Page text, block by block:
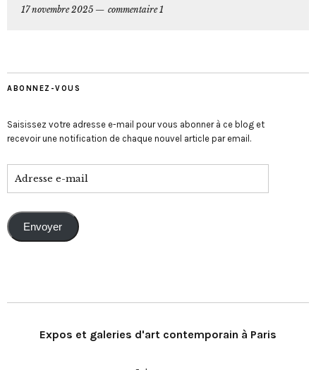
17 novembre 2025
commentaire 1
ABONNEZ-VOUS
Saisissez votre adresse e-mail pour vous abonner à ce blog et
recevoir une notification de chaque nouvel article par email.
Envoyer
Expos et galeries d'art contemporain à Paris